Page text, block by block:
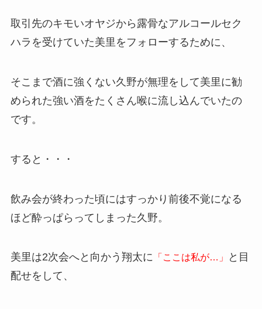
取引先のキモいオヤジから露骨なアルコールセク
ハラを受けていた美里をフォローするために、
そこまで酒に強くない久野が無理をして美里に勧
められた強い酒をたくさん喉に流し込んでいたの
です。
すると・・・
飲み会が終わった頃にはすっかり前後不覚になる
ほど酔っぱらってしまった久野。
美里は2次会へと向かう翔太に 「ここは私が…」
と目
配せをして、